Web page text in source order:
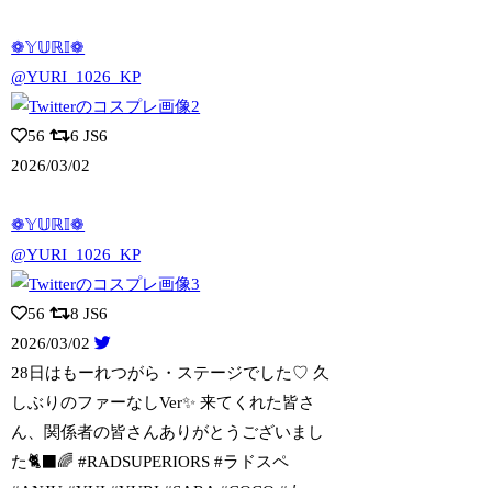
❁𝕐𝕌ℝ𝕀❁
@YURI_1026_KP
56 6 JS6
2026/03/02
❁𝕐𝕌ℝ𝕀❁
@YURI_1026_KP
56 8 JS6
2026/03/02
28日はもーれつがら・ステージでした♡ 久
しぶりのファーなしVer✨ 来てくれた皆さ
ん、関係者の皆さんありがとうございまし
た🐈‍⬛🌈 #RADSUPERIORS #ラドスペ